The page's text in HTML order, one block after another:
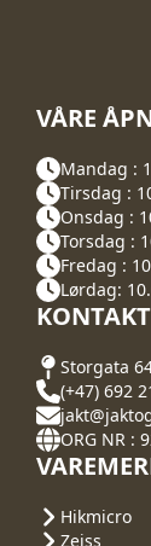
VÅRE
Mandag :
Tirsdag :
Onsdag :
Torsdag :
Fredag :
Lørdag:
Storgata
(+47) 692
ORG NR :
Hikmicro
Zeiss